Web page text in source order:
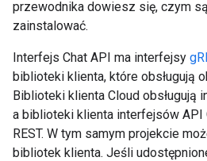
przewodnika dowiesz się, czym
zainstalować.
Interfejs Chat API ma interfejsy
biblioteki klienta, które obsługują
Biblioteki klienta Cloud obsługują
a biblioteki klienta interfejsów
REST. W tym samym projekcie
bibliotek klienta. Jeśli